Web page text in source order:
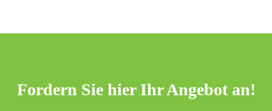
Fordern Sie hier Ihr Angebot an!